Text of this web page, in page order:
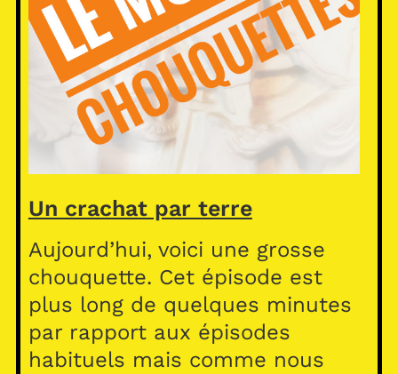
Un crachat par terre
Aujourd’hui, voici une grosse
chouquette. Cet épisode est
plus long de quelques minutes
par rapport aux épisodes
habituels mais comme nous